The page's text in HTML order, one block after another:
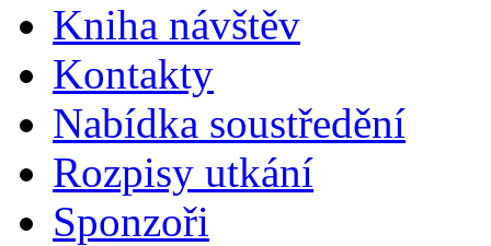
Kniha návštěv
Kontakty
Nabídka soustředění
Rozpisy utkání
Sponzoři